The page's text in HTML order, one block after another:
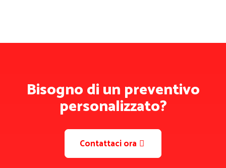
Bisogno di un preventivo
personalizzato?
Contattaci ora